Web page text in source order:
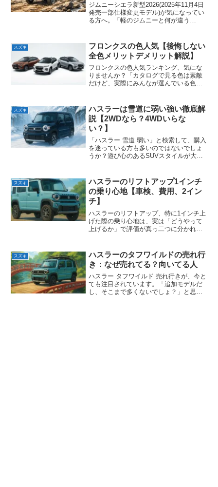
ジムニーシエラ新型2026(2025年11月4日
発売一部仕様変更モデル)が気になってい
る方へ。「軽のジムニーと何が違う
迷う人は多いはずです。結論から言う
と、ジムニー...
スズキ
フロンクスの色人気【後悔しない
全色メリットデメリット解説】
フロンクスの色人気ランキング、気にな
りませんか？「カタログで見る色は素敵
だけど、実際にみんなが選んでいる色は
ますよね。高い買い物だからこそ、後悔
だけはしたくないもの。そこで...
スズキ
ハスラーは雪道に弱い強い徹底解
説【2WDなら？4WDいらな
い？】
「ハスラー 雪道 弱い」と検索して、購入
を迷っている方も多いのではないでしょ
うか？遊び心のあるSUVスタイルが大人
軽自動車と変わらないのでは？」「本当
に雪道で滑らないの...
スズキ
ハスラーのリフトアップ1インチ
の乗り心地【車検、費用、2イン
チ】
ハスラーのリフトアップ、特に1インチ上
げた際の乗り心地は、実は「どうやって
上げるか」で評価が真っ二つに分かれる
も乗せるから純正の快適さは絶対に捨て
たくない」。そんな切実...
スズキ
ハスラーのタフワイルドの売れ行
き：なぜ売れてる？向いてる人
ハスラー タフワイルド 売れ行きが、今と
ても注目されています。「追加モデルだ
し、そこまで多くないでしょ？」と思い